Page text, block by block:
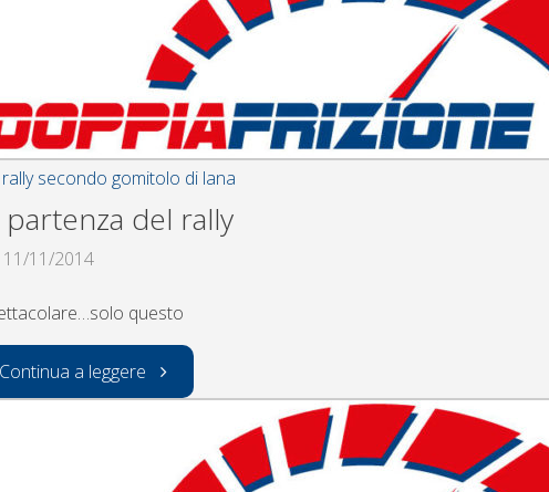
ps2"
rally secondo gomitolo di lana
partenza del rally
11/11/2014
questo
Continua a leggere"la